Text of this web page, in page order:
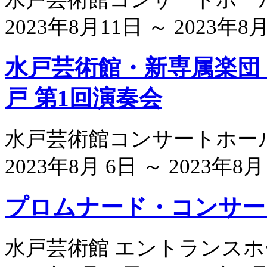
2023年8月11日 ～ 2023年8
水戸芸術館・新専属楽
戸 第1回演奏会
水戸芸術館コンサートホー
2023年8月 6日 ～ 2023年8
プロムナード・コンサ
水戸芸術館 エントランス